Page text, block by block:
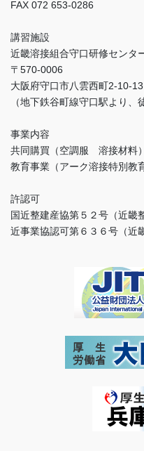
FAX 072 653-0286
講習施設
近畿溶接組合守口研修センタ
〒570-0006
大阪府守口市八雲西町2-10-13
（地下鉄谷町線守口駅より、
事業内容
共同購買（空調服 溶接材料）
教育事業（アーク溶接特別教
許認可
国近整建産協第５２号（近畿
近事業協認可第６３６号（近